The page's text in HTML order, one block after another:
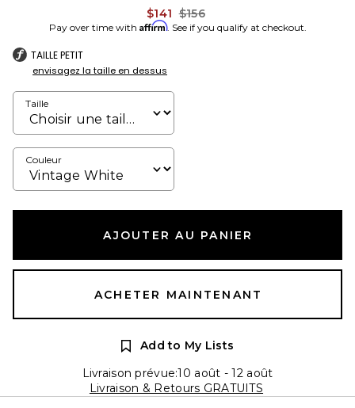
$141 Previous price:
$156
Pay over time with Affirm. See if you qualify at checkout.
TAILLE PETIT
envisagez la taille en dessus
Taille
Couleur
AJOUTER AU PANIER
ACHETER MAINTENANT
Add to My Lists
Livraison prévue:10 août - 12 août
Livraison & Retours GRATUITS